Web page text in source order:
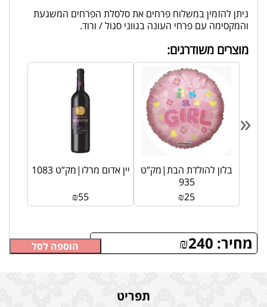
ניתן להזמין במשלוח פרחים את סלסלת הפרחים המשגעת
והמקסימה עם פרחי העונה בגווני סגול / ורוד.
מחיר: ₪240 הוספה לסל
מוצרים משודרגים:
יין אדום מרלו|מק”ט 1083
₪55
בלון להולדת הבת|מק”ט
935
₪25
«
תפריט